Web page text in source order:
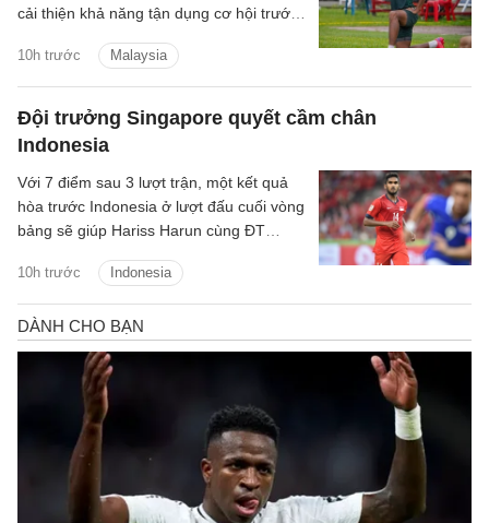
10h trước Malaysia
cải thiện khả năng tận dụng cơ hội trước
Đội trưởng Singapore quyết cầm chân
Indonesia
10h trước Indonesia
Với 7 điểm sau 3 lượt trận, một kết quả
hòa trước Indonesia ở lượt đấu cuối vòng
bảng sẽ giúp Hariss Harun cùng ĐT